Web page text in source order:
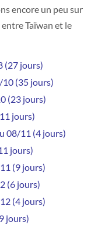
encore un peu sur
Taïwan et le
(27 jours)
(35 jours)
(23 jours)
jours)
08/11 (4 jours)
jours)
(9 jours)
(6 jours)
(4 jours)
jours)